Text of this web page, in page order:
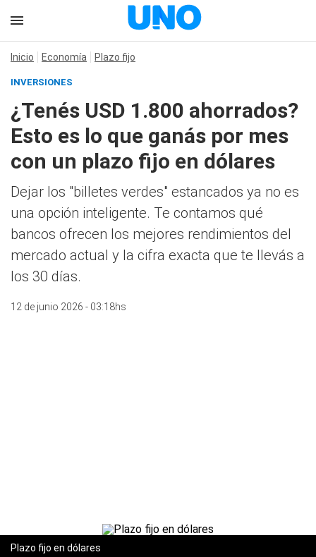
Inicio Economía Plazo fijo
INVERSIONES
¿Tenés USD 1.800 ahorrados?
Esto es lo que ganás por mes
con un plazo fijo en dólares
Dejar los "billetes verdes" estancados ya no es
una opción inteligente. Te contamos qué
bancos ofrecen los mejores rendimientos del
mercado actual y la cifra exacta que te llevás a
los 30 días.
12 de junio 2026 - 03:18hs
Plazo fijo en dólares